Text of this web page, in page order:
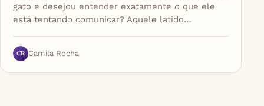
gato e desejou entender exatamente o que ele
está tentando comunicar? Aquele latido…
CR Camila Rocha